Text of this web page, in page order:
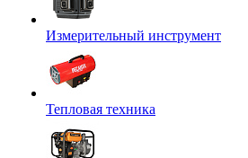
Измерительный инструмент
Тепловая техника